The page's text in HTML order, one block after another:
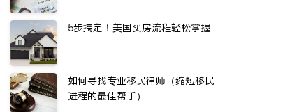
5步搞定！美国买房流程轻松掌握
如何寻找专业移民律师（缩短移民
进程的最佳帮手）